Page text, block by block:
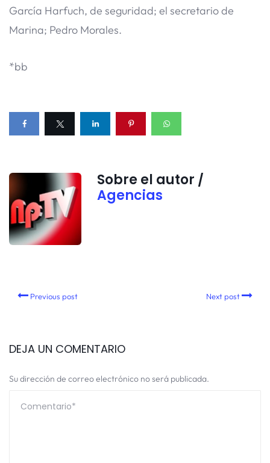
García Harfuch, de seguridad; el secretario de
Marina; Pedro Morales.
*bb
Sobre el autor /
Agencias
Previous post Next post
DEJA UN COMENTARIO
Su dirección de correo electrónico no será publicada.